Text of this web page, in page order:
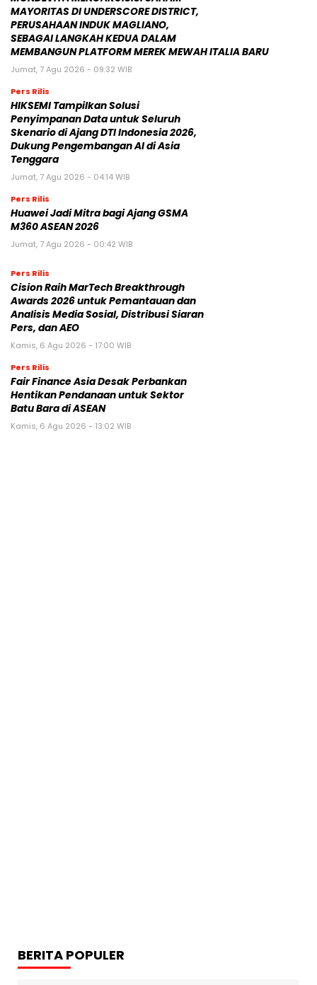
MAYORITAS DI UNDERSCORE DISTRICT,
PERUSAHAAN INDUK MAGLIANO,
SEBAGAI LANGKAH KEDUA DALAM
MEMBANGUN PLATFORM MEREK MEWAH ITALIA BARU
Jumat, 7 Agu 2026 - 09:32 WIB
Pers Rilis
HIKSEMI Tampilkan Solusi
Penyimpanan Data untuk Seluruh
Skenario di Ajang DTI Indonesia 2026,
Dukung Pengembangan AI di Asia
Tenggara
Jumat, 7 Agu 2026 - 04:14 WIB
Pers Rilis
Huawei Jadi Mitra bagi Ajang GSMA
M360 ASEAN 2026
Jumat, 7 Agu 2026 - 00:42 WIB
Pers Rilis
Cision Raih MarTech Breakthrough
Awards 2026 untuk Pemantauan dan
Analisis Media Sosial, Distribusi Siaran
Pers, dan AEO
Kamis, 6 Agu 2026 - 17:00 WIB
Pers Rilis
Fair Finance Asia Desak Perbankan
Hentikan Pendanaan untuk Sektor
Batu Bara di ASEAN
Kamis, 6 Agu 2026 - 13:02 WIB
BERITA POPULER